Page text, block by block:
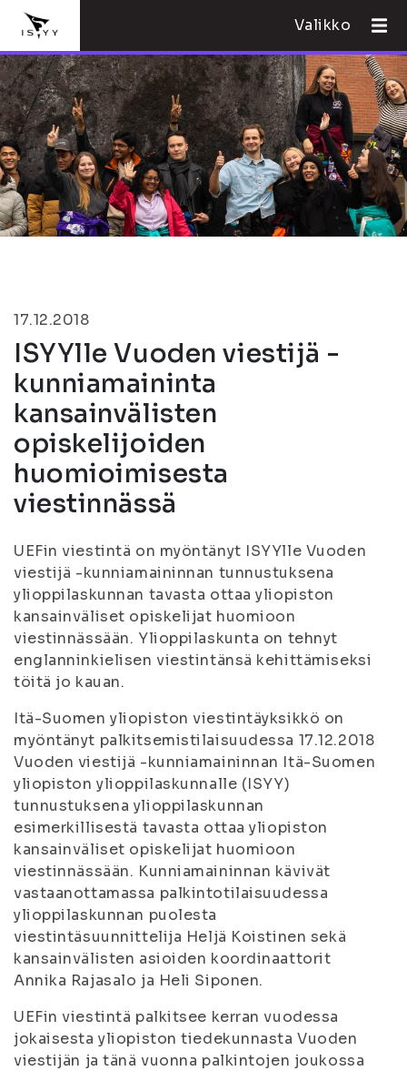
Valikko
17.12.2018
ISYYlle Vuoden viestijä -
kunniamaininta
kansainvälisten
opiskelijoiden
huomioimisesta
viestinnässä
UEFin viestintä on myöntänyt ISYYlle Vuoden
viestijä -kunniamaininnan tunnustuksena
ylioppilaskunnan tavasta ottaa yliopiston
kansainväliset opiskelijat huomioon
viestinnässään. Ylioppilaskunta on tehnyt
englanninkielisen viestintänsä kehittämiseksi
töitä jo kauan.
Itä-Suomen yliopiston viestintäyksikkö on
myöntänyt palkitsemistilaisuudessa 17.12.2018
Vuoden viestijä -kunniamaininnan Itä-Suomen
yliopiston ylioppilaskunnalle (ISYY)
tunnustuksena ylioppilaskunnan
esimerkillisestä tavasta ottaa yliopiston
kansainväliset opiskelijat huomioon
viestinnässään. Kunniamaininnan kävivät
vastaanottamassa palkintotilaisuudessa
ylioppilaskunnan puolesta
viestintäsuunnittelija Heljä Koistinen sekä
kansainvälisten asioiden koordinaattorit
Annika Rajasalo ja Heli Siponen.
UEFin viestintä palkitsee kerran vuodessa
jokaisesta yliopiston tiedekunnasta Vuoden
viestijän ja tänä vuonna palkintojen joukossa